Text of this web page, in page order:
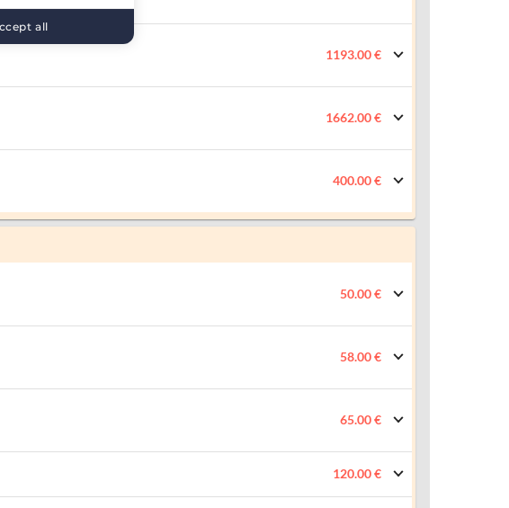
1193.00 €
1662.00 €
400.00 €
50.00 €
58.00 €
65.00 €
120.00 €
all